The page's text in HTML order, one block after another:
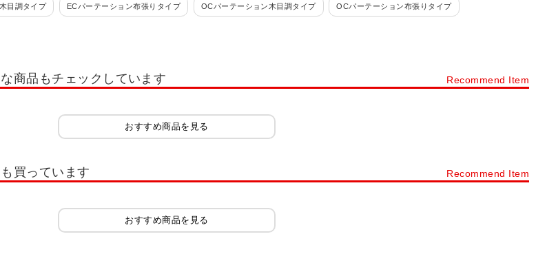
目調タイプ ECパーテーション布張りタイプ OCパーテーション木目調タイプ OCパーテーション布張りタイプ
FF-3パネル 吸音・防音パーテーション パーテーション・ハイタイプ
商品もチェックしています Recommend Item
おすすめ商品を見る
買っています Recommend Item
おすすめ商品を見る